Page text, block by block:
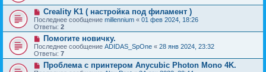
Creality K1 ( настройка под филамент )
Последнее сообщение millennium « 01 фев 2024, 18:26
Ответы: 2
Помогите новичку.
Последнее сообщение ADIDAS_SpOne « 28 янв 2024, 23:32
Ответы: 7
Проблема с принтером Anycubic Photon Mono 4K.